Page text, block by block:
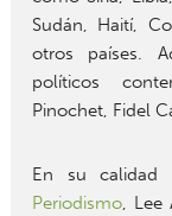
Sudán, Haití,
otros países.
políticos
Pinochet, Fidel
En su
Periodismo, Lee